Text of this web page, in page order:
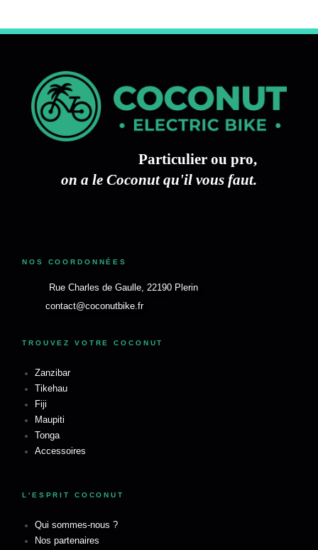
Particulier ou pro,
on a le Coconut qu'il vous faut.
NOS COORDONNÉES
Rue Charles de Gaulle, 22190 Plerin
contact@coconutbike.fr
TROUVEZ VOTRE COCONUT
Zanzibar
Tikehau
Fiji
Maupiti
Tonga
Accessoires
L'ESPRIT COCONUT
Qui sommes-nous ?
Nos partenaires